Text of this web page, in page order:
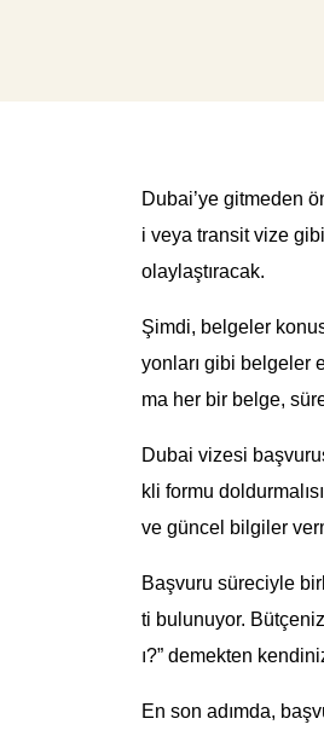
Dubai’ye gitmeden
i veya transit vize
olaylaştıracak.
Şimdi, belgeler
yonları gibi belgeler
ma her bir belge,
Dubai vizesi
kli formu
ve güncel bilgiler
Başvuru süreciyle
ti bulunuyor.
ı?” demekten
En son adımda,